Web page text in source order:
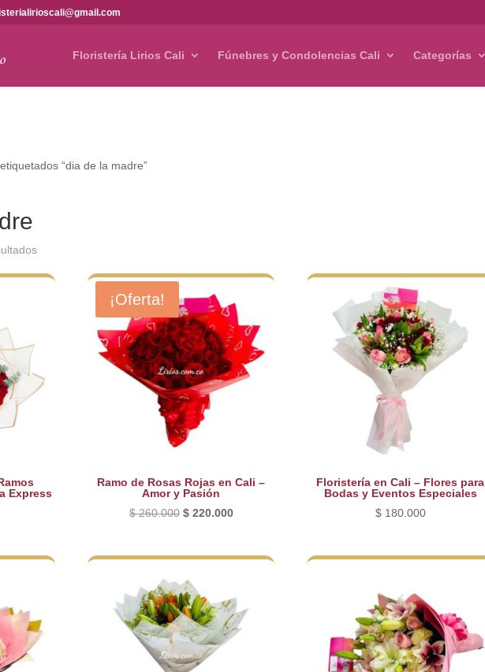
Floristería Lirios Cali Fúnebres y Condolencias Cali Categorías
“dia de la madre”
Ordenado
Express
¡Oferta!
Ramo de Rosas Rojas en Cali –
Amor y Pasión
$260.000 El
$ 260.000.
$220.000El
Floristería en Cali – Flores para
Bodas y Eventos Especiales
$180.000